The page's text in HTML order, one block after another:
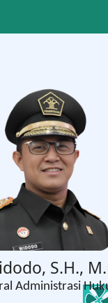
S.H.,
Administrasi